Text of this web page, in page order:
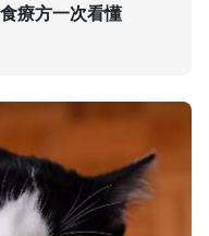
療方一次看懂